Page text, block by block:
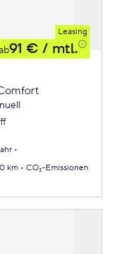
Leasing
91 € / mtl.
km
CO₂-Emissionen